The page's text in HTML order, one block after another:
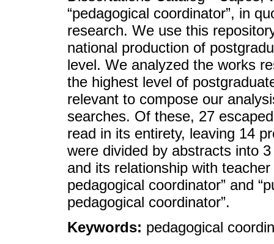
“pedagogical coordinator”, in
research. We use this
national production of
level. We analyzed the works
the highest level of
relevant to compose our
searches. Of these, 27
read in its entirety, leaving 14
were divided by abstracts into
and its relationship with
pedagogical coordinator” and
pedagogical coordinator”.
Keywords: pedagogical